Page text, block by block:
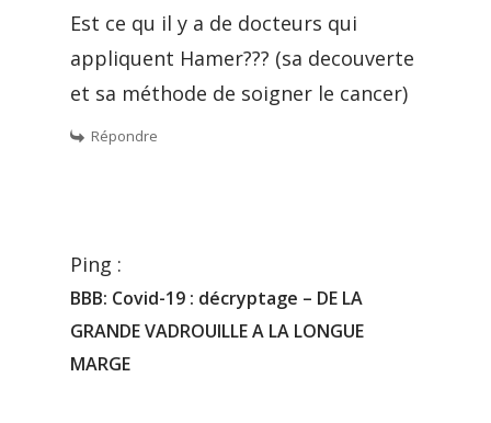
Est ce qu il y a de docteurs qui
appliquent Hamer??? (sa decouverte
et sa méthode de soigner le cancer)
Répondre
Ping :
BBB: Covid-19 : décryptage – DE LA
GRANDE VADROUILLE A LA LONGUE
MARGE